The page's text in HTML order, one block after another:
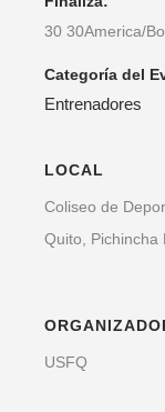
30 30America/
Categoría del
Entrenadores
LOCAL
Coliseo de
Quito
Pichincha
USFQ